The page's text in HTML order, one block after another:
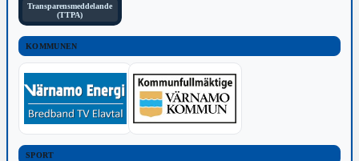
Transparensmeddelande
(TTPA)
KOMMUNEN
SPORT